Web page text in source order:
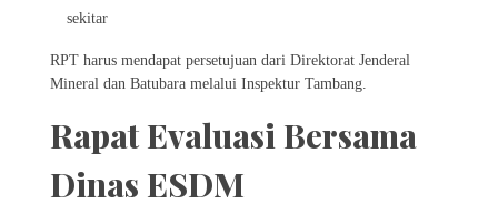
sekitar
RPT harus mendapat persetujuan dari Direktorat Jenderal
Mineral dan Batubara melalui Inspektur Tambang.
Rapat Evaluasi Bersama
Dinas ESDM